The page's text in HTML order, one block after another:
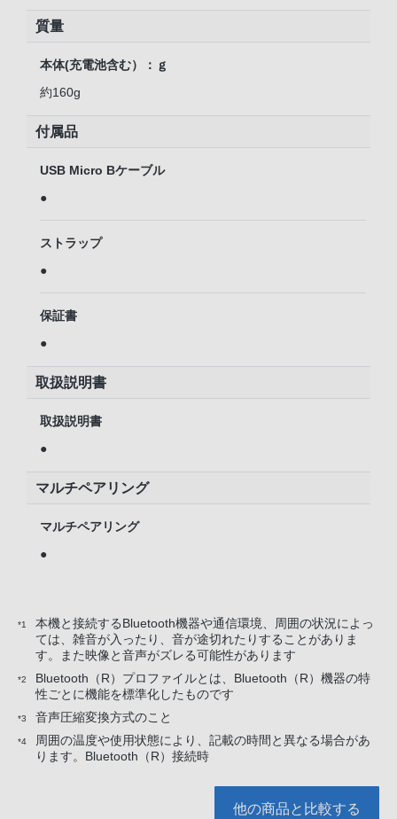
質量
本体(充電池含む）：ｇ
約160g
付属品
USB Micro Bケーブル
●
ストラップ
●
保証書
●
取扱説明書
取扱説明書
●
マルチペアリング
マルチペアリング
●
*1
本機と接続するBluetooth機器や通信環境、周囲の状況によっ
ては、雑音が入ったり、音が途切れたりすることがありま
す。また映像と音声がズレる可能性があります
*2
Bluetooth（R）プロファイルとは、Bluetooth（R）機器の特
性ごとに機能を標準化したものです
*3 音声圧縮変換方式のこと
*4
周囲の温度や使用状態により、記載の時間と異なる場合があ
ります。Bluetooth（R）接続時
他の商品と比較する